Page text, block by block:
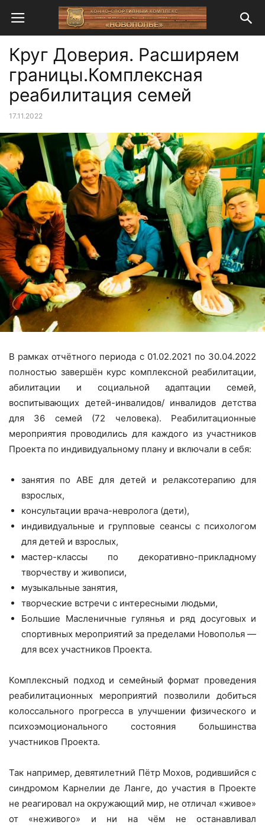
Круг Доверия. Расширяем
границы.Комплексная
реабилитация семей
17.11.2022
В рамках отчётного периода с 01.02.2021 по 30.04.2022
полностью завершён курс комплексной реабилитации,
абилитации и социальной адаптации семей,
воспитывающих детей-инвалидов/ инвалидов детства
для 36 семей (72 человека). Реабилитационные
мероприятия проводились для каждого из участников
Проекта по индивидуальному плану и включали в себя:
занятия по АВЕ для детей и релаксотерапию для
взрослых,
консультации врача-невролога (дети),
индивидуальные и групповые сеансы с психологом
для детей и взрослых,
мастер-классы по декоративно-прикладному
творчеству и живописи,
музыкальные занятия,
творческие встречи с интересными людьми,
Большие Масленичные гулянья и ряд досуговых и
спортивных мероприятий за пределами Новополья —
для всех участников Проекта.
Комплексный подход и семейный формат проведения
реабилитационных мероприятий позволили добиться
колоссального прогресса в улучшении физического и
психоэмоционального состояния большинства
участников Проекта.
Так например, девятилетний Пётр Мохов, родившийся с
синдромом Карнелии де Ланге, до участия в Проекте
не реагировал на окружающий мир, не отличал «живое»
от «неживого» и ни на чём не останавливал